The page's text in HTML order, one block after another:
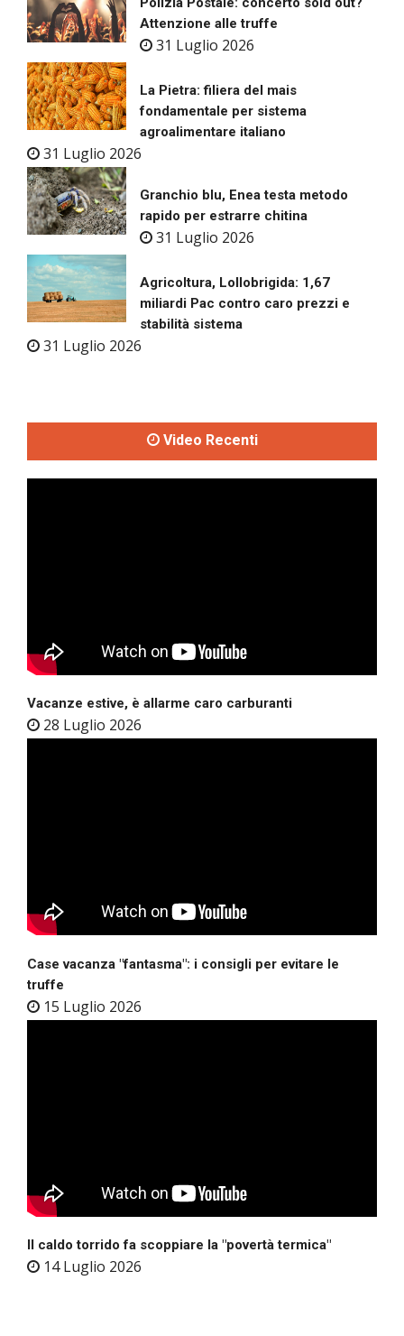
Attenzione alle truffe
31 Luglio 2026
La Pietra: filiera del mais
fondamentale per sistema
agroalimentare italiano
31 Luglio 2026
Granchio blu, Enea testa metodo
rapido per estrarre chitina
31 Luglio 2026
Agricoltura, Lollobrigida: 1,67
miliardi Pac contro caro prezzi e
stabilità sistema
31 Luglio 2026
Video Recenti
Vacanze estive, è allarme caro carburanti
28 Luglio 2026
Case vacanza "fantasma": i consigli per evitare le
truffe
15 Luglio 2026
Il caldo torrido fa scoppiare la "povertà termica"
14 Luglio 2026